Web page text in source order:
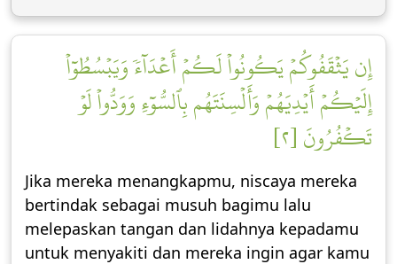
إِن يَثۡقَفُوكُمۡ يَكُونُواْ لَكُمۡ أَعۡدَآءٗ وَيَبۡسُطُوٓاْ
إِلَيۡكُمۡ أَيۡدِيَهُمۡ وَأَلۡسِنَتَهُم بِٱلسُّوٓءِ وَوَدُّواْ لَوۡ
تَكۡفُرُونَ [٢]
Jika mereka menangkapmu, niscaya mereka
bertindak sebagai musuh bagimu lalu
melepaskan tangan dan lidahnya kepadamu
untuk menyakiti dan mereka ingin agar kamu